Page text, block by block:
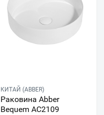
КИТАЙ (ABBER)
Раковина Abber
Bequem AC2109